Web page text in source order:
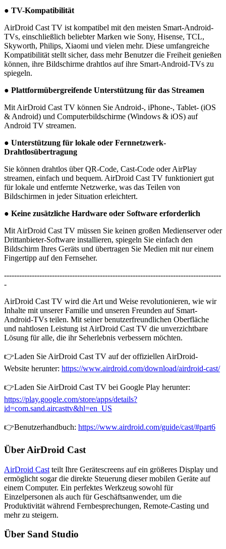
● TV-Kompatibilität
AirDroid Cast TV ist kompatibel mit den meisten Smart-Android-
TVs, einschließlich beliebter Marken wie Sony, Hisense, TCL,
Skyworth, Philips, Xiaomi und vielen mehr. Diese umfangreiche
Kompatibilität stellt sicher, dass mehr Benutzer die Freiheit genießen
können, ihre Bildschirme drahtlos auf ihre Smart-Android-TVs zu
spiegeln.
● Plattformübergreifende Unterstützung für das Streamen
Mit AirDroid Cast TV können Sie Android-, iPhone-, Tablet- (iOS
& Android) und Computerbildschirme (Windows & iOS) auf
Android TV streamen.
● Unterstützung für lokale oder Fernnetzwerk-
Drahtlosübertragung
Sie können drahtlos über QR-Code, Cast-Code oder AirPlay
streamen, einfach und bequem. AirDroid Cast TV funktioniert gut
für lokale und entfernte Netzwerke, was das Teilen von
Bildschirmen in jeder Situation erleichtert.
● Keine zusätzliche Hardware oder Software erforderlich
Mit AirDroid Cast TV müssen Sie keinen großen Medienserver oder
Drittanbieter-Software installieren, spiegeln Sie einfach den
Bildschirm Ihres Geräts und übertragen Sie Medien mit nur einem
Fingertipp auf den Fernseher.
--------------------------------------------------------------------------------------
-
AirDroid Cast TV wird die Art und Weise revolutionieren, wie wir
Inhalte mit unserer Familie und unseren Freunden auf Smart-
Android-TVs teilen. Mit seiner benutzerfreundlichen Oberfläche
und nahtlosen Leistung ist AirDroid Cast TV die unverzichtbare
Lösung für alle, die ihr Seherlebnis verbessern möchten.
👉Laden Sie AirDroid Cast TV auf der offiziellen AirDroid-
Website herunter: https://www.airdroid.com/download/airdroid-cast/
👉Laden Sie AirDroid Cast TV bei Google Play herunter:
https://play.google.com/store/apps/details?
id=com.sand.aircasttv&hl=en_US
👉Benutzerhandbuch: https://www.airdroid.com/guide/cast/#part6
Über AirDroid Cast
AirDroid Cast teilt Ihre Gerätescreens auf ein größeres Display und
ermöglicht sogar die direkte Steuerung dieser mobilen Geräte auf
einem Computer. Ein perfektes Werkzeug sowohl für
Einzelpersonen als auch für Geschäftsanwender, um die
Produktivität während Fernbesprechungen, Remote-Casting und
mehr zu steigern.
Über Sand Studio